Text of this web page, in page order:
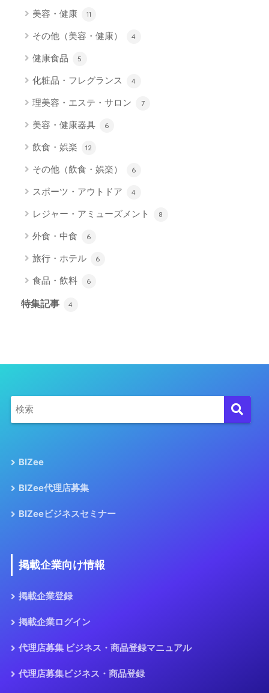
美容・健康 11
その他（美容・健康） 4
健康食品 5
化粧品・フレグランス 4
理美容・エステ・サロン 7
美容・健康器具 6
飲食・娯楽 12
その他（飲食・娯楽） 6
スポーツ・アウトドア 4
レジャー・アミューズメント 8
外食・中食 6
旅行・ホテル 6
食品・飲料 6
特集記事 4
BIZee
BIZee代理店募集
BIZeeビジネスセミナー
掲載企業向け情報
掲載企業登録
掲載企業ログイン
代理店募集 ビジネス・商品登録マニュアル
代理店募集ビジネス・商品登録